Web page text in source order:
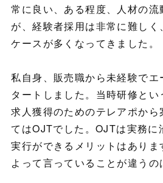
常に良い、ある程度、人材の流
が、経験者採用は非常に難しく
ケースが多くなってきました。
私自身、販売職から未経験でエ
タートしました。当時研修と
求人獲得のためのテレアポから
てはOJTでした。OJTは実務に
実行ができるメリットはありま
よって言っていることが違うの